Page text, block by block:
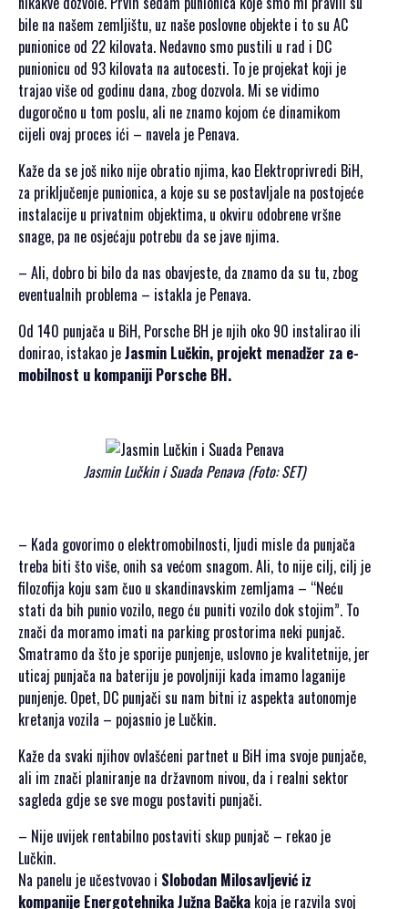
bile na našem zemljištu, uz naše poslovne objekte i to su AC
punionice od 22 kilovata. Nedavno smo pustili u rad i DC
punionicu od 93 kilovata na autocesti. To je projekat koji je
trajao više od godinu dana, zbog dozvola. Mi se vidimo
dugoročno u tom poslu, ali ne znamo kojom će dinamikom
cijeli ovaj proces ići – navela je Penava.
Kaže da se još niko nije obratio njima, kao Elektroprivredi BiH,
za priključenje punionica, a koje su se postavljale na postojeće
instalacije u privatnim objektima, u okviru odobrene vršne
snage, pa ne osjećaju potrebu da se jave njima.
– Ali, dobro bi bilo da nas obavjeste, da znamo da su tu, zbog
eventualnih problema – istakla je Penava.
Od 140 punjača u BiH, Porsche BH je njih oko 90 instalirao ili
donirao, istakao jeJasmin Lučkin, projekt menadžer za e-
mobilnost u kompaniji Porsche BH.
Jasmin Lučkin i Suada Penava (Foto: SET)
– Kada govorimo o elektromobilnosti, ljudi misle da punjača
treba biti što više, onih sa većom snagom. Ali, to nije cilj, cilj je
filozofija koju sam čuo u skandinavskim zemljama – “Neću
stati da bih punio vozilo, nego ću puniti vozilo dok stojim”. To
znači da moramo imati na parking prostorima neki punjač.
Smatramo da što je sporije punjenje, uslovno je kvalitetnije, jer
uticaj punjača na bateriju je povoljniji kada imamo laganije
punjenje. Opet, DC punjači su nam bitni iz aspekta autonomje
kretanja vozila – pojasnio je Lučkin.
Kaže da svaki njihov ovlašćeni partnet u BiH ima svoje punjače,
ali im znači planiranje na državnom nivou, da i realni sektor
sagleda gdje se sve mogu postaviti punjači.
– Nije uvijek rentabilno postaviti skup punjač – rekao je
Lučkin.
Na panelu je učestvovao i Slobodan Milosavljević iz
kompanije Energotehnika Južna Bačka koja je razvila svoj